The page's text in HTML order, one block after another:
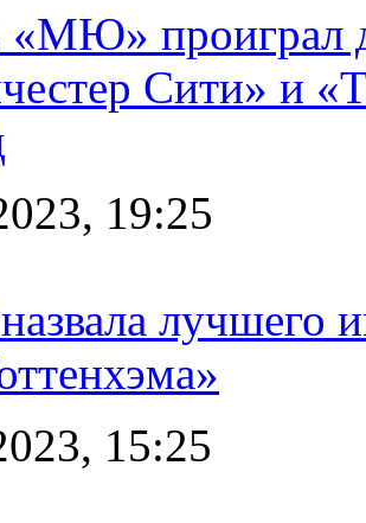
проиграл
Сити» и
19:25
лучшего
15:25